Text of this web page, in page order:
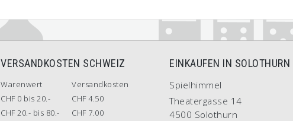
VERSANDKOSTEN SCHWEIZ
Warenwert
Versandkosten
CHF 0 bis 20.-
CHF 4.50
CHF 20.- bis 80.-
CHF 7.00
EINKAUFEN IN SOLOTHURN
Spielhimmel
Theatergasse 14
4500 Solothurn